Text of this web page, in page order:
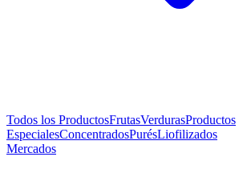
Todos los ProductosFrutasVerdurasProductos
EspecialesConcentradosPurésLiofilizados
Mercados